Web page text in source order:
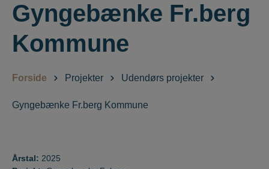
Gyngebænke Fr.berg
Kommune
Forside Projekter Udendørs projekter
Gyngebænke Fr.berg Kommune
Årstal: 2025